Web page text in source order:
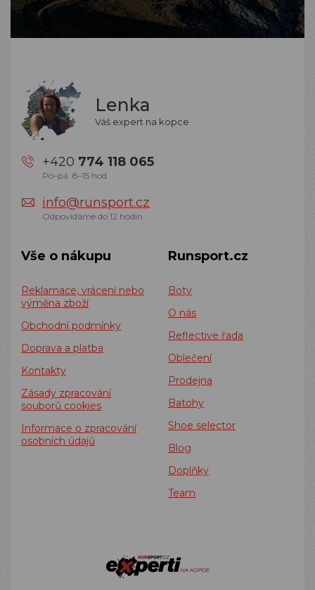
Lenka
Váš expert na kopce
+420 774 118 065
Po–pá: 8–15 hod.
info@runsport.cz
Odpovídáme do 12 hodin
Vše o nákupu
Reklamace, vrácení nebo
výměna zboží
Obchodní podmínky
Doprava a platba
Kontakty
Zásady zpracování
souborů cookies
Informace o zpracování
osobních údajů
Runsport.cz
Boty
O nás
Reflective řada
Oblečení
Prodejna
Batohy
Shoe selector
Blog
Doplňky
Team